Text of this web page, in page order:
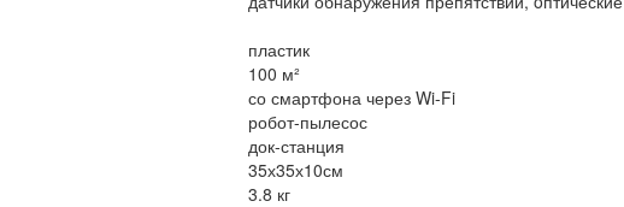
пластик
100 м²
со смартфона через Wi-Fi
робот-пылесос
док-станция
35х35х10см
3.8 кг